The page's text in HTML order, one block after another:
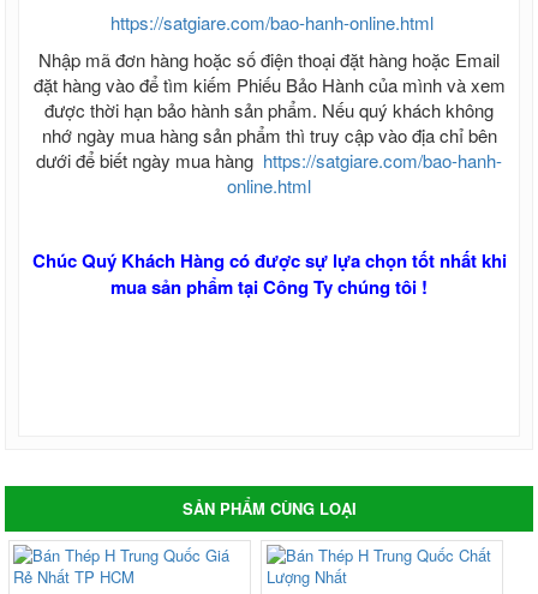
https://satgiare.com/bao-hanh-online.html
Nhập mã đơn hàng hoặc số điện thoại đặt hàng hoặc Email
đặt hàng vào để tìm kiếm Phiếu Bảo Hành của mình và xem
được thời hạn bảo hành sản phẩm. Nếu quý khách không
nhớ ngày mua hàng sản phẩm thì truy cập vào địa chỉ bên
dưới để biết ngày mua hàng https://satgiare.com/bao-hanh-
online.html
Chúc Quý Khách Hàng có được sự lựa chọn tốt nhất khi
mua sản phẩm tại Công Ty chúng tôi !
SẢN PHẨM CÙNG LOẠI